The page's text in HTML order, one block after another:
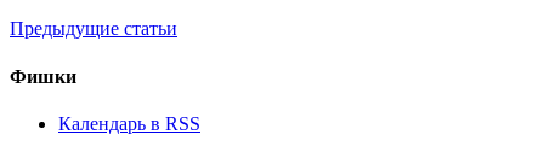
Предыдущие статьи
Фишки
Календарь в RSS